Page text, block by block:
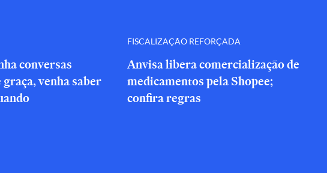
conversas
venha saber
FISCALIZAÇÃO REFORÇADA
Anvisa libera comercialização de
medicamentos pela Shopee;
confira regras